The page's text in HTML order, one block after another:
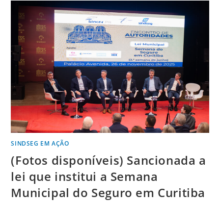
SINDSEG EM AÇÃO
(Fotos disponíveis) Sancionada a
lei que institui a Semana
Municipal do Seguro em Curitiba